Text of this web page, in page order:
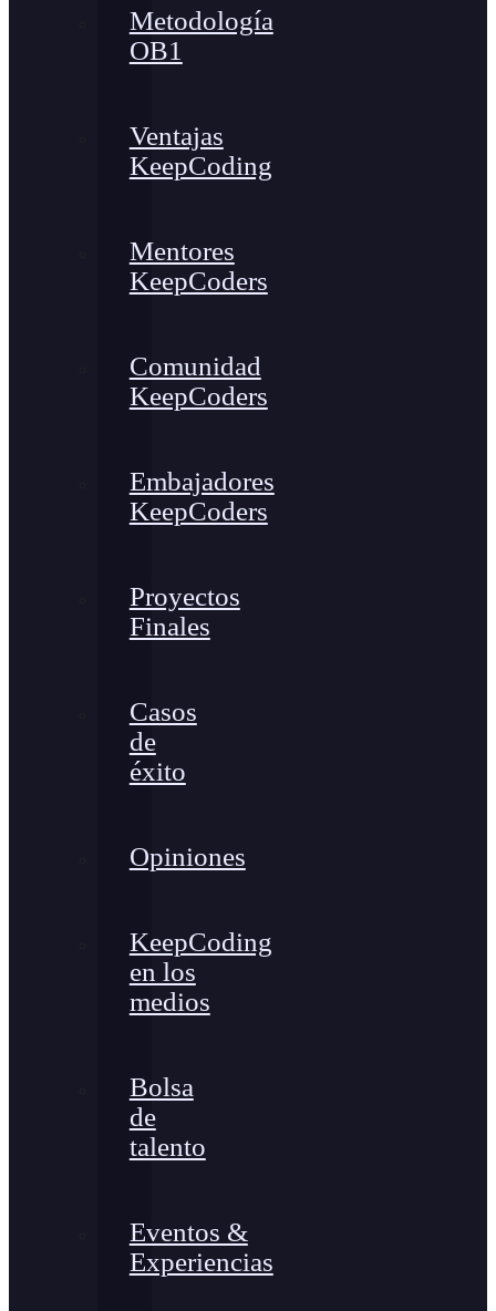
Metodología
OB1
Ventajas
KeepCoding
Mentores
KeepCoders
Comunidad
KeepCoders
Embajadores
KeepCoders
Proyectos
Finales
Casos
de
éxito
Opiniones
KeepCoding
en los
medios
Bolsa
de
talento
Eventos &
Experiencias